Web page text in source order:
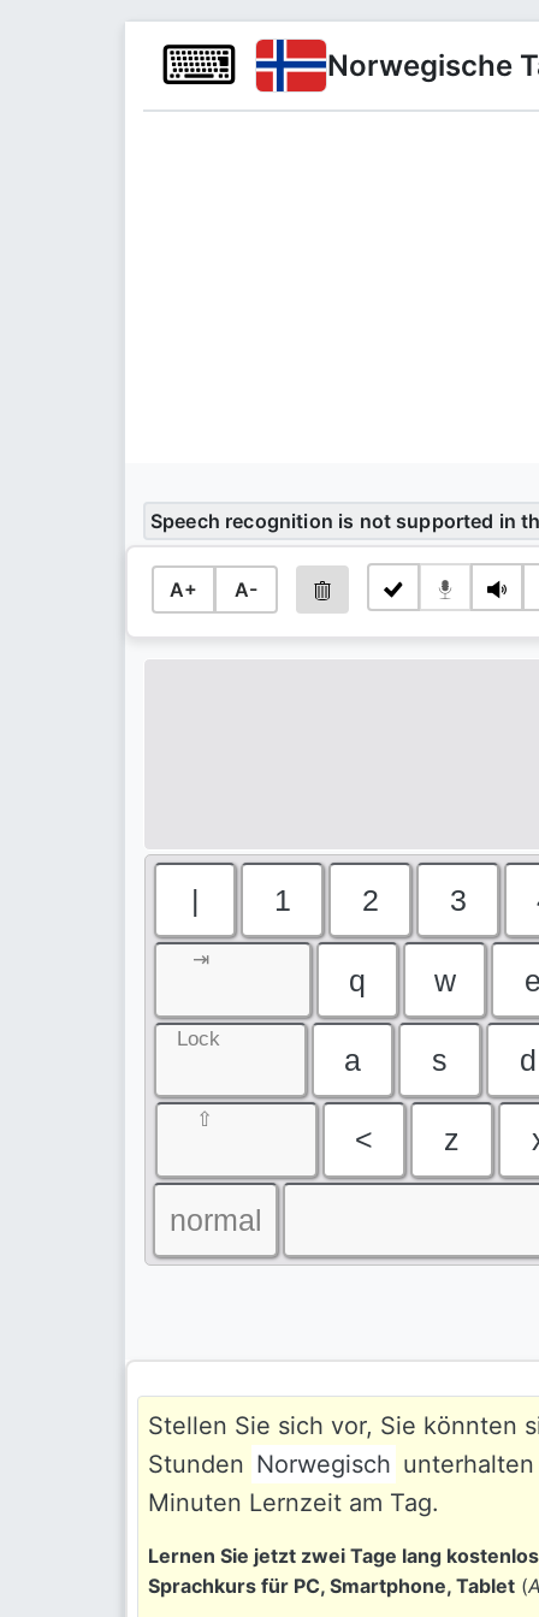
⌨ Norwegische
Speech recognition is not supported in
A+ A-
| 1 2 3
⇥
q w
Lock
a s d
⇧
< z
normal
Stellen Sie sich vor, Sie könnten
Stunden Norwegisch
Minuten Lernzeit am Tag.
Lernen Sie jetzt zwei Tage lang
Sprachkurs für PC, Smartphone, Tablet (